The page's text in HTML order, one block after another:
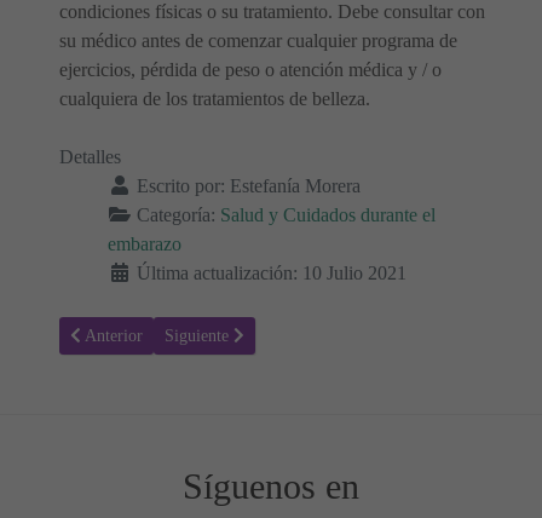
condiciones físicas o su tratamiento. Debe consultar con
su médico antes de comenzar cualquier programa de
ejercicios, pérdida de peso o atención médica y / o
cualquiera de los tratamientos de belleza.
Detalles
Escrito por: Estefanía Morera
Categoría: Salud y Cuidados durante el
embarazo
Última actualización: 10 Julio 2021
Artículo anterior: Lo que necesitas saber sobre los síntomas de
Anterior Artículo siguiente: ¿Cómo evitar la toxoplasmosis
Siguiente
Síguenos en